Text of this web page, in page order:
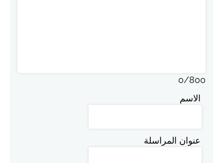
0/800
الاسم
عنوان المراسلة